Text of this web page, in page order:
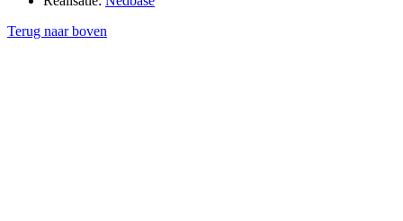
Terug naar boven